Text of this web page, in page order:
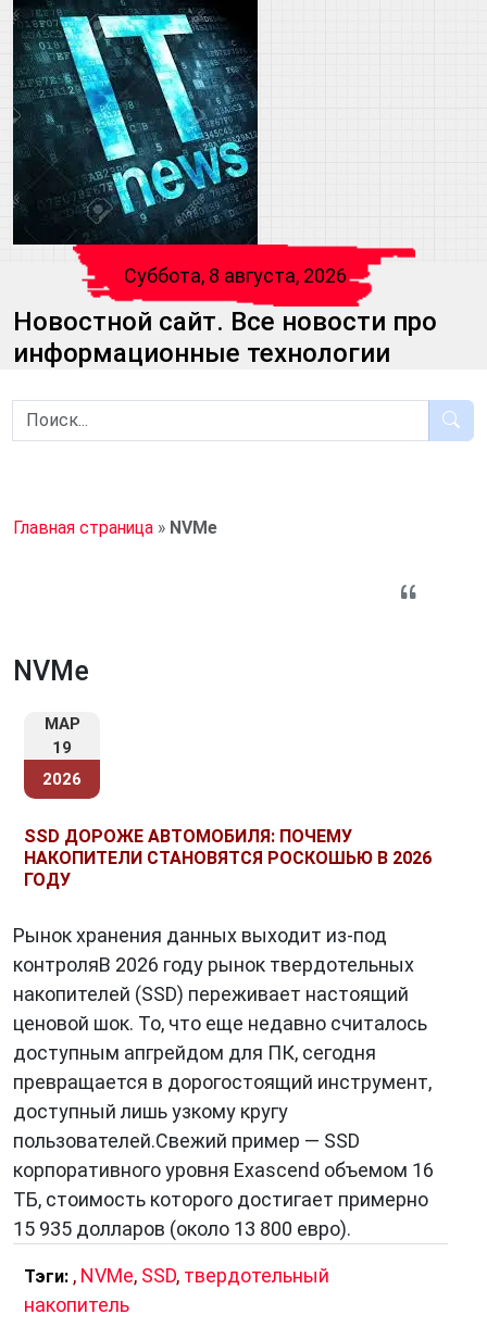
Суббота, 8 августа, 2026
Новостной сайт. Все новости про
информационные технологии
Главная страница » NVMe
NVMe
МАР
19
2026
SSD ДОРОЖЕ АВТОМОБИЛЯ: ПОЧЕМУ
НАКОПИТЕЛИ СТАНОВЯТСЯ РОСКОШЬЮ В 2026
ГОДУ
Рынок хранения данных выходит из-под
контроляВ 2026 году рынок твердотельных
накопителей (SSD) переживает настоящий
ценовой шок. То, что еще недавно считалось
доступным апгрейдом для ПК, сегодня
превращается в дорогостоящий инструмент,
доступный лишь узкому кругу
пользователей.Свежий пример — SSD
корпоративного уровня Exascend объемом 16
ТБ, стоимость которого достигает примерно
15 935 долларов (около 13 800 евро).
Тэги: , NVMe, SSD, твердотельный
накопитель